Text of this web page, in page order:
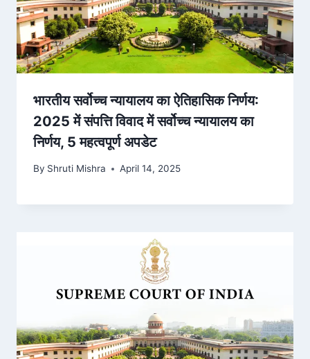
भारतीय सर्वोच्च न्यायालय का ऐतिहासिक निर्णय:
2025 में संपत्ति विवाद में सर्वोच्च न्यायालय का
निर्णय, 5 महत्वपूर्ण अपडेट
By Shruti Mishra April 14, 2025